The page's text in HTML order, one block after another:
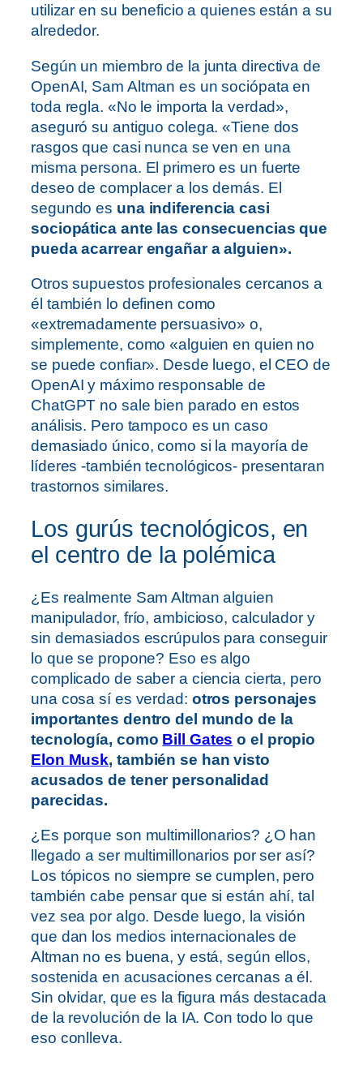
utilizar en su beneficio a quienes están a su
alrededor.
Según un miembro de la junta directiva de
OpenAI, Sam Altman es un sociópata en
toda regla. «No le importa la verdad»,
aseguró su antiguo colega. «Tiene dos
rasgos que casi nunca se ven en una
misma persona. El primero es un fuerte
deseo de complacer a los demás. El
segundo es una indiferencia casi
sociopática ante las consecuencias que
pueda acarrear engañar a alguien».
Otros supuestos profesionales cercanos a
él también lo definen como
«extremadamente persuasivo» o,
simplemente, como «alguien en quien no
se puede confiar». Desde luego, el CEO de
OpenAI y máximo responsable de
ChatGPT no sale bien parado en estos
análisis. Pero tampoco es un caso
demasiado único, como si la mayoría de
líderes -también tecnológicos- presentaran
trastornos similares.
Los gurús tecnológicos, en
el centro de la polémica
¿Es realmente Sam Altman alguien
manipulador, frío, ambicioso, calculador y
sin demasiados escrúpulos para conseguir
lo que se propone? Eso es algo
complicado de saber a ciencia cierta, pero
una cosa sí es verdad: otros personajes
importantes dentro del mundo de la
tecnología, como Bill Gates o el propio
Elon Musk, también se han visto
acusados de tener personalidad
parecidas.
¿Es porque son multimillonarios? ¿O han
llegado a ser multimillonarios por ser así?
Los tópicos no siempre se cumplen, pero
también cabe pensar que si están ahí, tal
vez sea por algo. Desde luego, la visión
que dan los medios internacionales de
Altman no es buena, y está, según ellos,
sostenida en acusaciones cercanas a él.
Sin olvidar, que es la figura más destacada
de la revolución de la IA. Con todo lo que
eso conlleva.